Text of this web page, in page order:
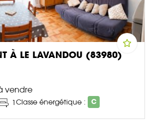
À LE LAVANDOU (83980)
vendre
1Classe énergétique : C